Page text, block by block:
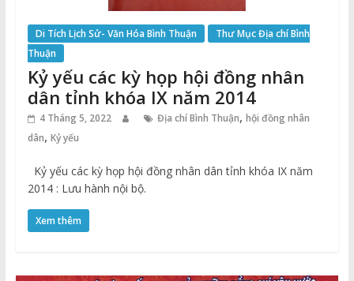
Di Tích Lịch Sử- Văn Hóa Bình Thuận
Thư Mục Địa chí Bình
Thuận
Kỷ yếu các kỳ họp hội đồng nhân
dân tỉnh khóa IX năm 2014
4 Tháng 5, 2022 Địa chí Bình Thuận, hội đồng nhân
dân, Kỷ yếu
Kỷ yếu các kỳ họp hội đồng nhân dân tỉnh khóa IX năm
2014 : Lưu hành nội bộ.
Xem thêm